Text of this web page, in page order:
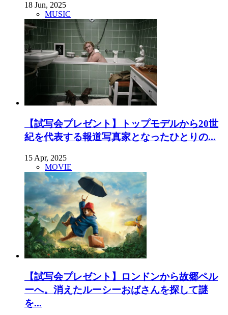
18 Jun, 2025
MUSIC
【試写会プレゼント】トップモデルから20世
紀を代表する報道写真家となったひとりの...
15 Apr, 2025
MOVIE
【試写会プレゼント】ロンドンから故郷ペル
ーへ。消えたルーシーおばさんを探して謎
を...